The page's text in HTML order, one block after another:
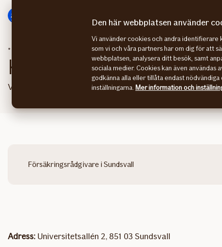
direkt
huvudmenyn
direkt
innehåll
Sundsvall
Kontakta våra säljare i
Vi hjälper företag i Gävleborg, Västernorrland, Jämtland
Försäkringsrådgivare i Sundsvall
Adress: Universitetsallén 2, 851 03 Sundsvall
Den här webbplatsen använder
Vi använder cookies och andra identifierare
som vi och våra partners har om dig för att
webbplatsen, analysera ditt besök, samt
sociala medier. Cookies kan även användas
godkänna alla eller tillåta endast
inställningarna. Mer information och